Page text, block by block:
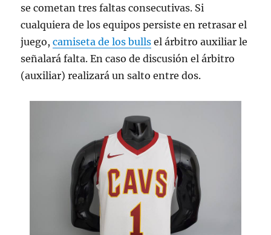
se cometan tres faltas consecutivas. Si
cualquiera de los equipos persiste en retrasar el
juego,camiseta de los bulls el árbitro auxiliar le
señalará falta. En caso de discusión el árbitro
(auxiliar) realizará un salto entre dos.